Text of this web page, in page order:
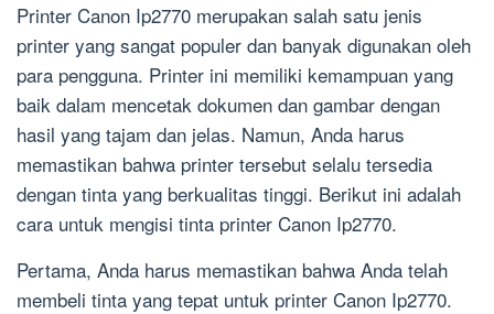
Printer Canon Ip2770 merupakan salah satu jenis
printer yang sangat populer dan banyak digunakan oleh
para pengguna. Printer ini memiliki kemampuan yang
baik dalam mencetak dokumen dan gambar dengan
hasil yang tajam dan jelas. Namun, Anda harus
memastikan bahwa printer tersebut selalu tersedia
dengan tinta yang berkualitas tinggi. Berikut ini adalah
cara untuk mengisi tinta printer Canon Ip2770.
Pertama, Anda harus memastikan bahwa Anda telah
membeli tinta yang tepat untuk printer Canon Ip2770.